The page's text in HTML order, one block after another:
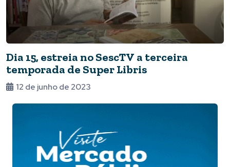
Dia 15, estreia no SescTV a terceira
temporada de Super Libris
12 de junho de 2023